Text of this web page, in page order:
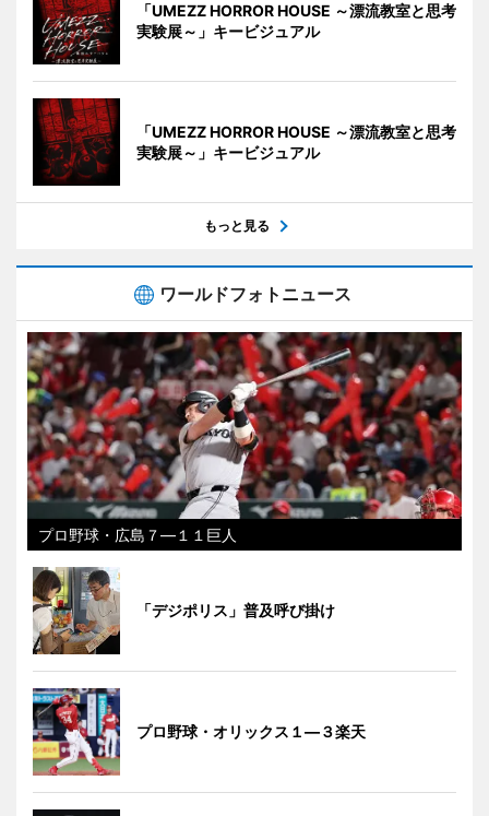
「UMEZZ HORROR HOUSE ～漂流教室と思考
実験展～」キービジュアル
「UMEZZ HORROR HOUSE ～漂流教室と思考
実験展～」キービジュアル
もっと見る
ワールドフォトニュース
プロ野球・広島７―１１巨人
「デジポリス」普及呼び掛け
プロ野球・オリックス１―３楽天